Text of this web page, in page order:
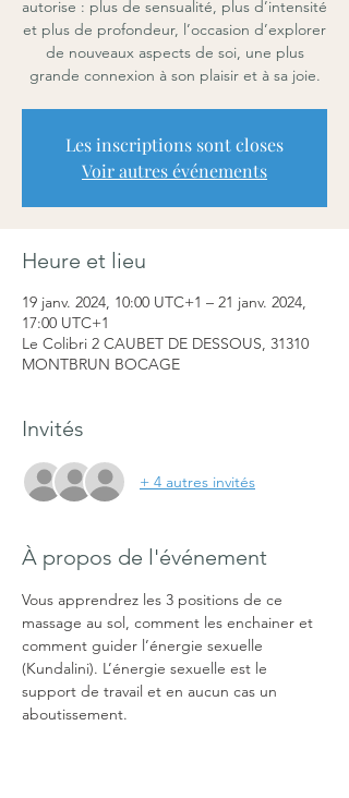
autorise : plus de sensualité, plus d’intensité
et plus de profondeur, l’occasion d’explorer
de nouveaux aspects de soi, une plus
grande connexion à son plaisir et à sa joie.
Les inscriptions sont closes
Voir autres événements
Heure et lieu
19 janv. 2024, 10:00 UTC+1 – 21 janv. 2024,
17:00 UTC+1
Le Colibri 2 CAUBET DE DESSOUS, 31310
MONTBRUN BOCAGE
Invités
+ 4 autres invités
À propos de l'événement
Vous apprendrez les 3 positions de ce
massage au sol, comment les enchainer et
comment guider l’énergie sexuelle
(Kundalini). L’énergie sexuelle est le
support de travail et en aucun cas un
aboutissement.